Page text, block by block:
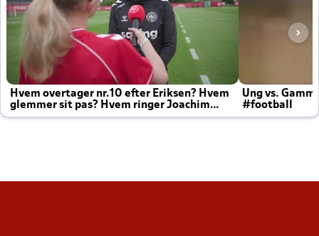
Hvem overtager nr.10 efter Eriksen? Hvem
glemmer sit pas? Hvem ringer Joachim
altid til efter kampe?
Ung vs.
#football